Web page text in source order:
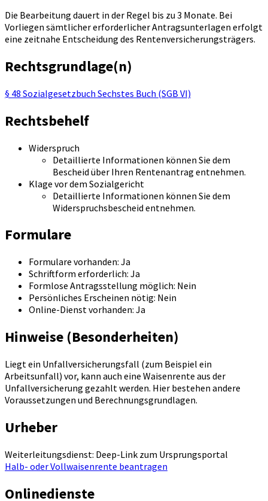
Die Bearbeitung dauert in der Regel bis zu 3 Monate. Bei
Vorliegen sämtlicher erforderlicher Antragsunterlagen erfolgt
eine zeitnahe Entscheidung des Rentenversicherungsträgers.
Rechtsgrundlage(n)
§ 48 Sozialgesetzbuch Sechstes Buch (SGB VI)
Rechtsbehelf
Widerspruch
Detaillierte Informationen können Sie dem
Bescheid über Ihren Rentenantrag entnehmen.
Klage vor dem Sozialgericht
Detaillierte Informationen können Sie dem
Widerspruchsbescheid entnehmen.
Formulare
Formulare vorhanden: Ja
Schriftform erforderlich: Ja
Formlose Antragsstellung möglich: Nein
Persönliches Erscheinen nötig: Nein
Online-Dienst vorhanden: Ja
Hinweise (Besonderheiten)
Liegt ein Unfallversicherungsfall (zum Beispiel ein
Arbeitsunfall) vor, kann auch eine Waisenrente aus der
Unfallversicherung gezahlt werden. Hier bestehen andere
Voraussetzungen und Berechnungsgrundlagen.
Urheber
Weiterleitungsdienst: Deep-Link zum Ursprungsportal
Halb- oder Vollwaisenrente beantragen
Onlinedienste